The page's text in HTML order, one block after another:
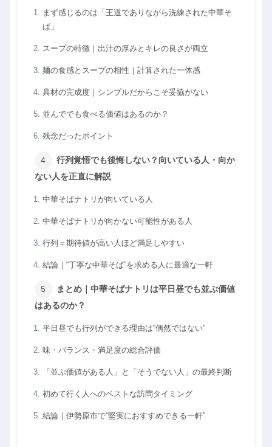
まず感じるのは「王道でありながら洗練された中華そ
ば」
スープの特徴｜出汁の厚みとキレの良さが両立
麺の食感とスープの相性｜計算された一体感
具材の完成度｜シンプルだからこそ妥協がない
並んででも食べる価値はあるのか？
残念だったポイント
行列覚悟でも後悔しない？向いている人・向か
ない人を正直に解説
中華そばナトリが向いている人
中華そばナトリが向かない可能性がある人
行列＝期待値が高い人ほど満足しやすい
結論｜“丁寧な中華そば”を求める人に最適な一軒
まとめ｜中華そばナトリは平日昼でも並ぶ価値
はあるのか？
平日昼でも行列ができる理由は“偶然ではない”
味・バランス・満足度の総合評価
「並ぶ価値がある人」と「そうでない人」の最終判断
初めて行く人へのベストな訪問タイミング
結論｜伊勢原市で“堅実におすすめできる一軒”